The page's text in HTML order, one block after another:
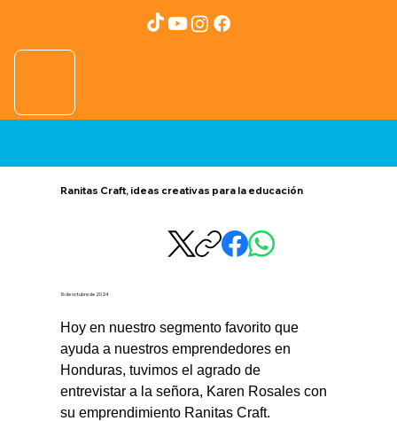
Ranitas Craft, ideas creativas para la educación
16 de octubre de 2024
Hoy en nuestro segmento favorito que
ayuda a nuestros emprendedores en
Honduras, tuvimos el agrado de
entrevistar a la señora, Karen Rosales con
su emprendimiento Ranitas Craft.